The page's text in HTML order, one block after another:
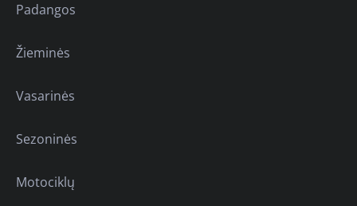
Padangos
Žieminės
Vasarinės
Sezoninės
Motociklų